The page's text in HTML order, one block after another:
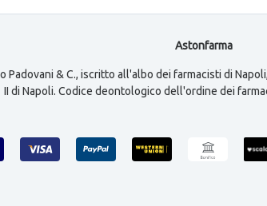
Astonfarma
Padovani & C., iscritto all'albo dei farmacisti di
II di Napoli. Codice deontologico dell'ordine dei